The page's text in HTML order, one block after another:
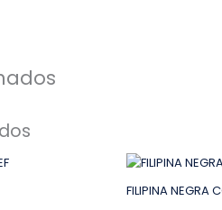
FILIPINA NEGRA